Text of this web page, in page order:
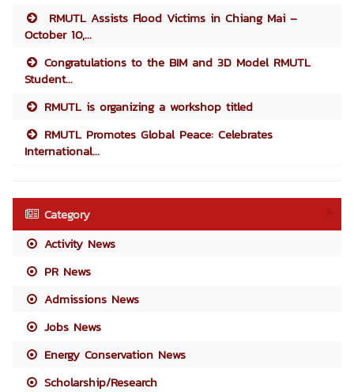
RMUTL Assists Flood Victims in Chiang Mai –
October 10,...
Congratulations to the BIM and 3D Model RMUTL
Student...
RMUTL is organizing a workshop titled
RMUTL Promotes Global Peace: Celebrates
International...
Category
Activity News
PR News
Admissions News
Jobs News
Energy Conservation News
Scholarship/Research